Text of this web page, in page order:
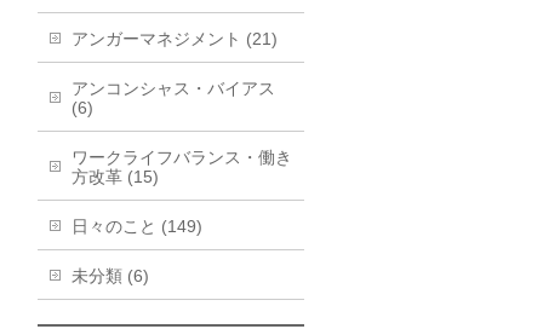
アンガーマネジメント (21)
アンコンシャス・バイアス
(6)
ワークライフバランス・働き
方改革 (15)
日々のこと (149)
未分類 (6)